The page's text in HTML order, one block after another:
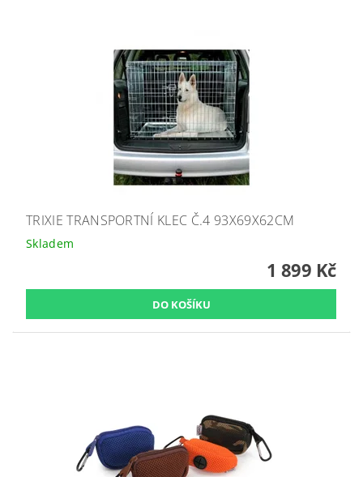
TRIXIE TRANSPORTNÍ KLEC Č.4 93X69X62CM
Skladem
1 899 Kč